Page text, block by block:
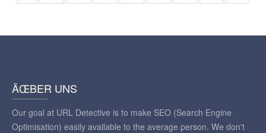
ÃŒBER UNS
Our goal at URL Detective is to make SEO (Search Engine
Optimisation) easily available to the average person. We don't